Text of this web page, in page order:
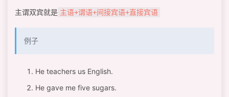
主谓双宾就是 主语+谓语+间接宾语+直接宾语
例子
He teachers us English.
He gave me five sugars.